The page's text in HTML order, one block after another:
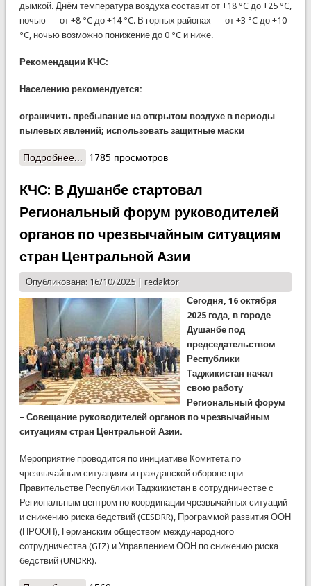
дымкой. Днём температура воздуха составит от +18 °C до +25 °C,
ночью — от +8 °C до +14 °C. В горных районах — от +3 °C до +10
°C, ночью возможно понижение до 0 °C и ниже.
Рекомендации КЧС:
Населению рекомендуется:
ограничить пребывание на открытом воздухе в периоды
пылевых явлений; использовать защитные маски
Подробнее... о КЧС: Предупреждение о смене погодных
ноября 2025 года)
1785 просмотров
КЧС: В Душанбе стартовал
Региональный форум руководителей
органов по чрезвычайным ситуациям
стран Центральной Азии
Опубликована: 16/10/2025 | redaktor
Сегодня, 16 октября
2025 года, в городе
Душанбе под
председательством
Республики
Таджикистан начал
свою работу
Региональный форум
– Совещание руководителей органов по чрезвычайным
ситуациям стран Центральной Азии.
Мероприятие проводится по инициативе Комитета по
чрезвычайным ситуациям и гражданской обороне при
Правительстве Республики Таджикистан в сотрудничестве с
Региональным центром по координации чрезвычайных ситуаций
и снижению риска бедствий (CESDRR), Программой развития ООН
(ПРООН), Германским обществом международного
сотрудничества (GIZ) и Управлением ООН по снижению риска
бедствий (UNDRR).